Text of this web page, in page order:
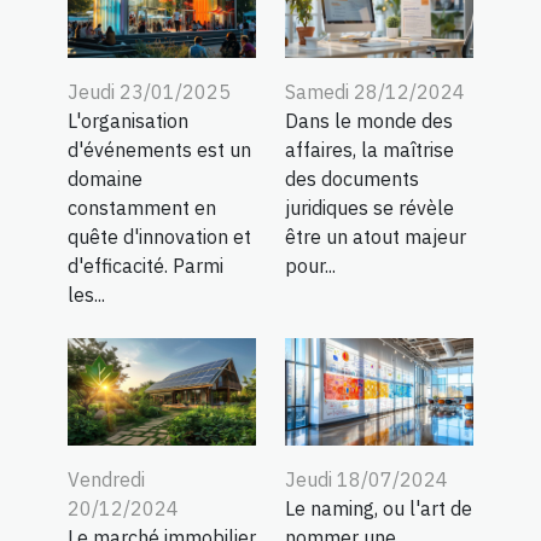
Jeudi 23/01/2025
L'organisation
d'événements est un
domaine
constamment en
quête d'innovation et
d'efficacité. Parmi
les...
Samedi 28/12/2024
Dans le monde des
affaires, la maîtrise
des documents
juridiques se révèle
être un atout majeur
pour...
Vendredi
20/12/2024
Jeudi 18/07/2024
Le naming, ou l'art de